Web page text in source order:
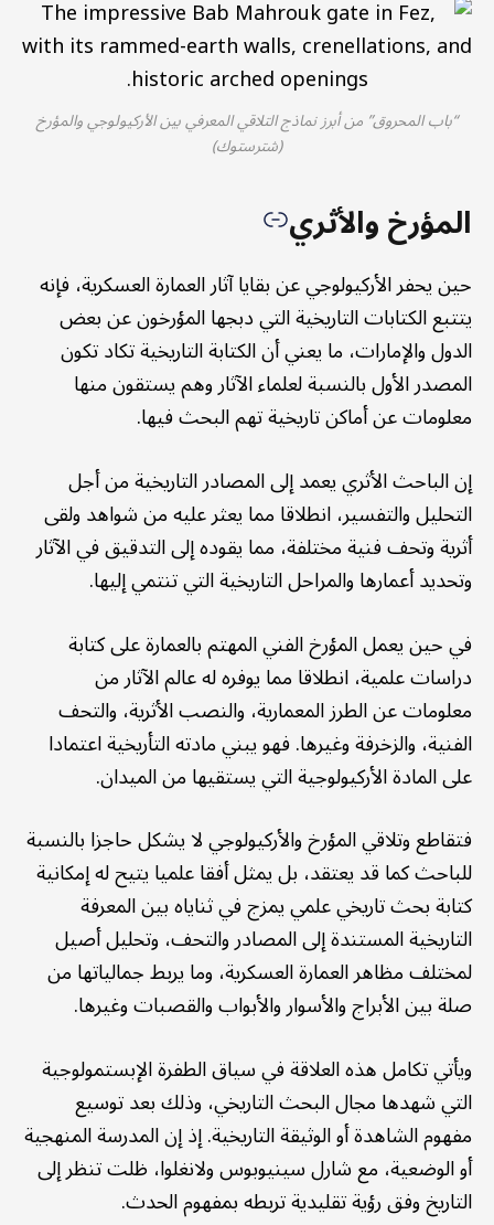
“باب المحروق” من أبرز نماذج التلاقي المعرفي بين الأركيولوجي والمؤرخ
(شترستوك)
المؤرخ والأثري
حين يحفر الأركيولوجي عن بقايا آثار العمارة العسكرية، فإنه
يتتبع الكتابات التاريخية التي دبجها المؤرخون عن بعض
الدول والإمارات، ما يعني أن الكتابة التاريخية تكاد تكون
المصدر الأول بالنسبة لعلماء الآثار وهم يستقون منها
معلومات عن أماكن تاريخية تهم البحث فيها.
إن الباحث الأثري يعمد إلى المصادر التاريخية من أجل
التحليل والتفسير، انطلاقا مما يعثر عليه من شواهد ولقى
أثرية وتحف فنية مختلفة، مما يقوده إلى التدقيق في الآثار
وتحديد أعمارها والمراحل التاريخية التي تنتمي إليها.
في حين يعمل المؤرخ الفني المهتم بالعمارة على كتابة
دراسات علمية، انطلاقا مما يوفره له عالم الآثار من
معلومات عن الطرز المعمارية، والنصب الأثرية، والتحف
الفنية، والزخرفة وغيرها. فهو يبني مادته التأريخية اعتمادا
على المادة الأركيولوجية التي يستقيها من الميدان.
فتقاطع وتلاقي المؤرخ والأركيولوجي لا يشكل حاجزا بالنسبة
للباحث كما قد يعتقد، بل يمثل أفقا علميا يتيح له إمكانية
كتابة بحث تاريخي علمي يمزج في ثناياه بين المعرفة
التاريخية المستندة إلى المصادر والتحف، وتحليل أصيل
لمختلف مظاهر العمارة العسكرية، وما يربط جمالياتها من
صلة بين الأبراج والأسوار والأبواب والقصبات وغيرها.
ويأتي تكامل هذه العلاقة في سياق الطفرة الإبستمولوجية
التي شهدها مجال البحث التاريخي، وذلك بعد توسيع
مفهوم الشاهدة أو الوثيقة التاريخية. إذ إن المدرسة المنهجية
أو الوضعية، مع شارل سينيوبوس ولانغلوا، ظلت تنظر إلى
التاريخ وفق رؤية تقليدية تربطه بمفهوم الحدث.